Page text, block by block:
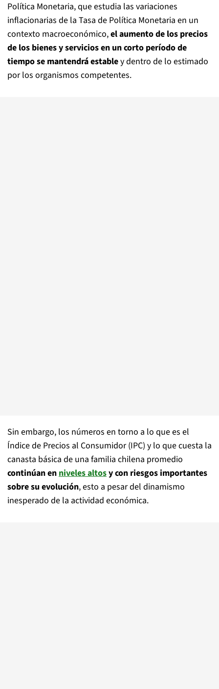
Política Monetaria, que estudia las variaciones
inflacionarias de la Tasa de Política Monetaria en un
contexto macroeconómico,el aumento de los precios
de los bienes y servicios en un corto período de
tiempo se mantendrá establey dentro de lo estimado
por los organismos competentes.
Sin embargo, los números en torno a lo que es el
Índice de Precios al Consumidor (IPC) y lo que cuesta la
canasta básica de una familia chilena promedio
continúan enniveles altosy con riesgos importantes
sobre su evolución, esto a pesar del dinamismo
inesperado de la actividad económica.